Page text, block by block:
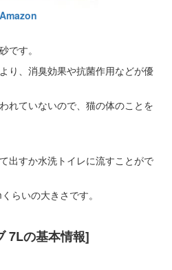
Amazon
です。
り、消臭効果や抗菌作用などが優
れていないので、猫の体のことを
出すか水洗トイレに流すことがで
らいの大きさです。
7Lの基本情報]